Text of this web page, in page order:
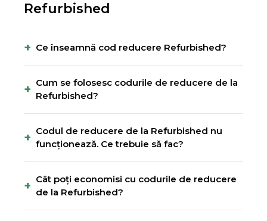
Refurbished
+ Ce înseamnă cod reducere Refurbished?
+ Cum se folosesc codurile de reducere de la
Refurbished?
+ Codul de reducere de la Refurbished nu
funcționează. Ce trebuie să fac?
+ Cât poți economisi cu codurile de reducere
de la Refurbished?